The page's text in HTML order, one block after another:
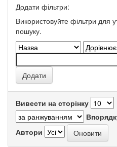
Додати фільтри:
Використовуйте фільтри для
пошуку.
Вивести на сторінку
Автори